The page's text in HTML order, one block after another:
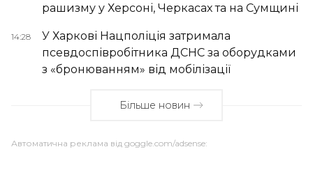
рашизму у Херсоні, Черкасах та на Сумщині
14:28
У Харкові Нацполіція затримала
псевдоспівробітника ДСНС за оборудками
з «бронюванням» від мобілізації
Більше новин
Автоматична реклама від goggle.com/adsense: